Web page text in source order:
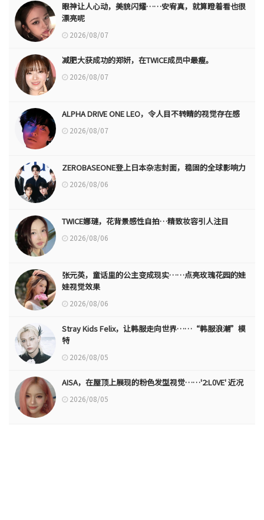
眼神让人心动，美貌闪耀……安宥真，就算瞪着看也很
漂亮呢
2026/08/07
减肥大获成功的郑妍，在TWICE成员中最瘦。
2026/08/07
ALPHA DRIVE ONE LEO，令人目不转睛的视觉存在感
2026/08/07
ZEROBASEONE登上日本杂志封面，稳固的全球影响力
2026/08/06
TWICE娜璉，花背景感性自拍…精致妆容引人注目
2026/08/06
张元英，童话里的公主变成现实……点亮玫瑰花园的娃
娃视觉效果
2026/08/06
Stray Kids Felix，让韩服走向世界……“韩服浪潮”模
特
2026/08/05
AISA，在屋顶上展现的粉色发型视觉……'2:L0VE' 近况
2026/08/05